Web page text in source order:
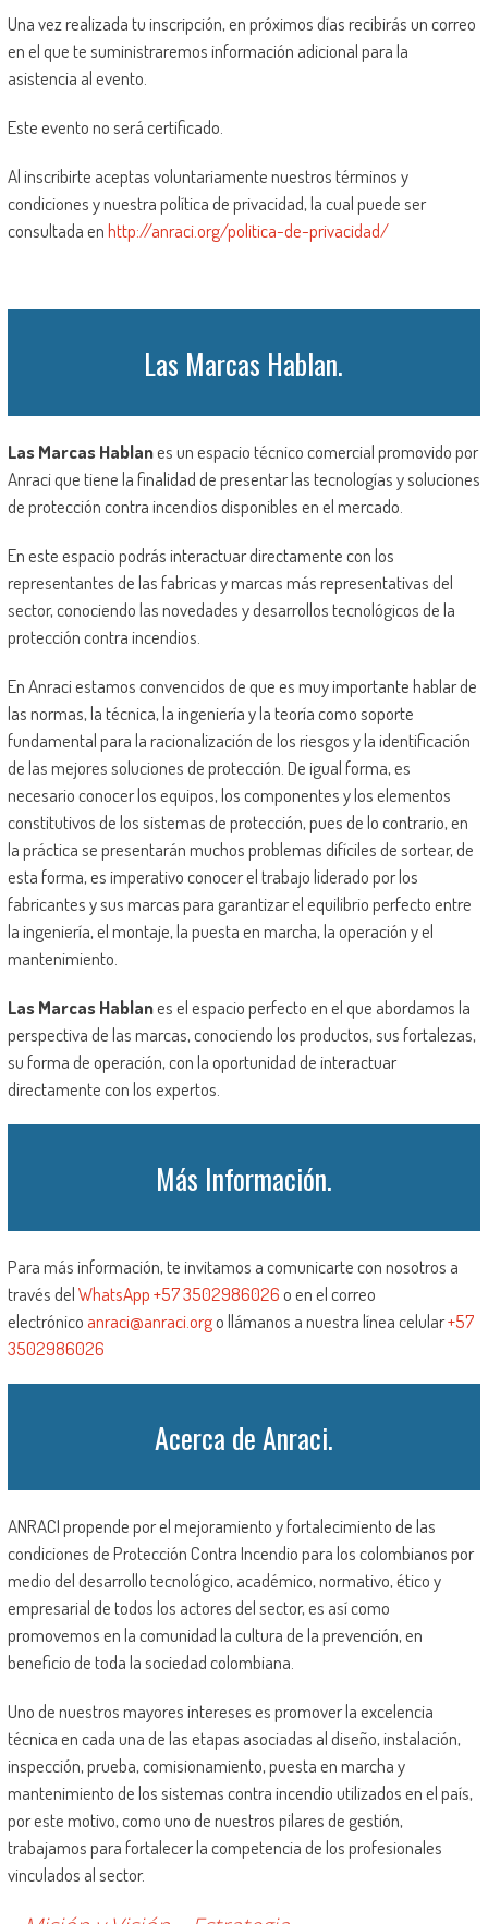
Una vez realizada tu inscripción, en próximos días recibirás un correo
en el que te suministraremos información adicional para la
asistencia al evento.
Este evento no será certificado.
Al inscribirte aceptas voluntariamente nuestros términos y
condiciones y nuestra política de privacidad, la cual puede ser
consultada enhttp://anraci.org/politica-de-privacidad/
Las Marcas Hablan.
Las Marcas Hablanes un espacio técnico comercial promovido por
Anraci que tiene la finalidad de presentar las tecnologías y soluciones
de protección contra incendios disponibles en el mercado.
En este espacio podrás interactuar directamente con los
representantes de las fabricas y marcas más representativas del
sector, conociendo las novedades y desarrollos tecnológicos de la
protección contra incendios.
En Anraci estamos convencidos de que es muy importante hablar de
las normas, la técnica, la ingeniería y la teoría como soporte
fundamental para la racionalización de los riesgos y la identificación
de las mejores soluciones de protección. De igual forma, es
necesario conocer los equipos, los componentes y los elementos
constitutivos de los sistemas de protección, pues de lo contrario, en
la práctica se presentarán muchos problemas difíciles de sortear, de
esta forma, es imperativo conocer el trabajo liderado por los
fabricantes y sus marcas para garantizar el equilibrio perfecto entre
la ingeniería, el montaje, la puesta en marcha, la operación y el
mantenimiento.
Las Marcas Hablanes el espacio perfecto en el que abordamos la
perspectiva de las marcas, conociendo los productos, sus fortalezas,
su forma de operación, con la oportunidad de interactuar
directamente con los expertos.
Más Información.
Para más información, te invitamos a comunicarte con nosotros a
través delWhatsApp +573502986026o en el correo
electrónico anraci@anraci.orgo llámanos a nuestra línea celular+57
3502986026
Acerca de Anraci.
ANRACI propende por el mejoramiento y fortalecimiento de las
condiciones de Protección Contra Incendio para los colombianos por
medio del desarrollo tecnológico, académico, normativo, ético y
empresarial de todos los actores del sector, es así como
promovemos en la comunidad la cultura de la prevención, en
beneficio de toda la sociedad colombiana.
Uno de nuestros mayores intereses es promover la excelencia
técnica en cada una de las etapas asociadas al diseño, instalación,
inspección, prueba, comisionamiento, puesta en marcha y
mantenimiento de los sistemas contra incendio utilizados en el país,
por este motivo, como uno de nuestros pilares de gestión,
trabajamos para fortalecer la competencia de los profesionales
vinculados al sector.